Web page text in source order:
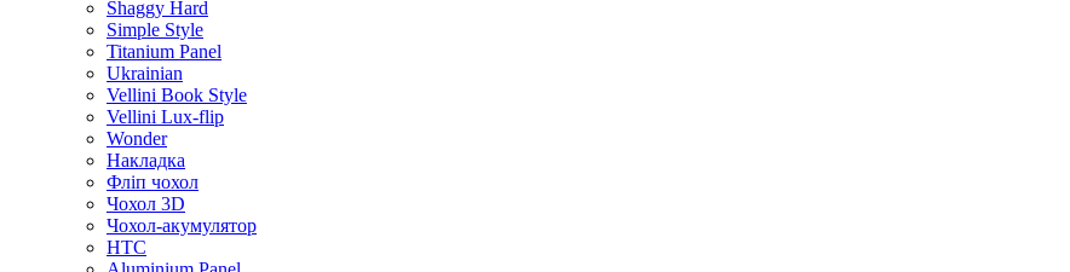
Shaggy Hard
Simple Style
Titanium Panel
Ukrainian
Vellini Book Style
Vellini Lux-flip
Wonder
Накладка
Фліп чохол
Чохол 3D
Чохол-акумулятор
HTC